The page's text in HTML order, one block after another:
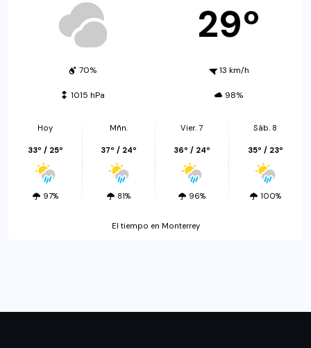
29º
70% 13 km/h
1015 hPa 98%
Hoy
33º / 25º
97%
Mñn.
37º / 24º
81%
Vier. 7
36º / 24º
96%
Sáb. 8
35º / 23º
100%
El tiempo en Monterrey